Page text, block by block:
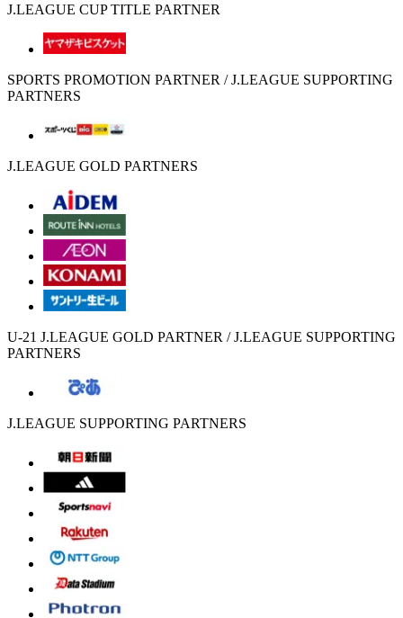
J.LEAGUE CUP TITLE PARTNER
SPORTS PROMOTION PARTNER / J.LEAGUE SUPPORTING
PARTNERS
J.LEAGUE GOLD PARTNERS
U-21 J.LEAGUE GOLD PARTNER / J.LEAGUE SUPPORTING
PARTNERS
J.LEAGUE SUPPORTING PARTNERS